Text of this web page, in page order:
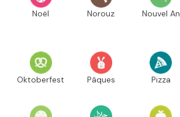
Noël Norouz Nouvel An
Oktoberfest Pâques Pizza